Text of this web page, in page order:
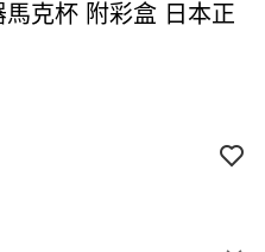
克杯 附彩盒 日本正